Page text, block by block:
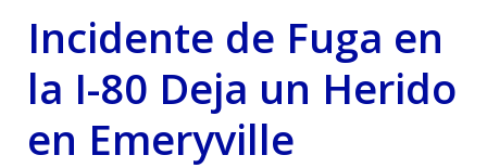
Incidente de Fuga en
la I-80 Deja un Herido
en Emeryville